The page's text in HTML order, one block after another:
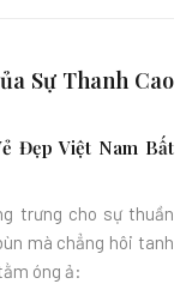
Sự Thanh Cao
Đẹp Việt Nam Bất
trưng cho sự thuần
mà chẳng hôi tanh
óng ả: